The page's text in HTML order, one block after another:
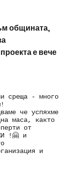
общината,
е вече
среща - много
че успяхме
маса, както
от
!🤗 и
и